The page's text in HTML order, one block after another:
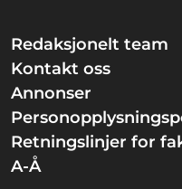
Redaksjonelt team
Kontakt oss
Annonser
Retningslinjer for
A-Å